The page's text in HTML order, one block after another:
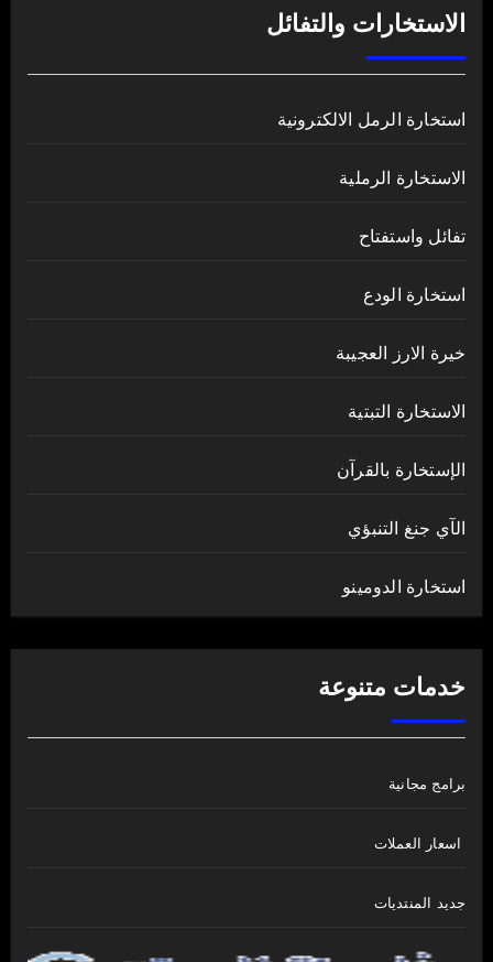
الاستخارات والتفائل
استخارة الرمل الالكترونية
الاستخارة الرملية
تفائل واستفتاح
استخارة الودع
خيرة الارز العجيبة
الاستخارة التبتية
الإستخارة بالقرآن
الآي جنغ التنبؤي
استخارة الدومينو
خدمات متنوعة
برامج مجانية
اسعار العملات
جديد المنتديات